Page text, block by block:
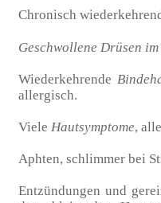
Chronisch
Geschwollene Drüsen
Wiederkehrende
allergisch.
Viele Hautsymptome,
Aphten, schlimmer bei
Entzündungen und